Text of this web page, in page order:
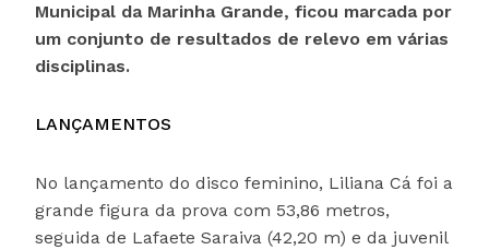
Municipal da Marinha Grande, ficou marcada por
um conjunto de resultados de relevo em várias
disciplinas.
LANÇAMENTOS
No lançamento do disco feminino, Liliana Cá foi a
grande figura da prova com 53,86 metros,
seguida de Lafaete Saraiva (42,20 m) e da juvenil